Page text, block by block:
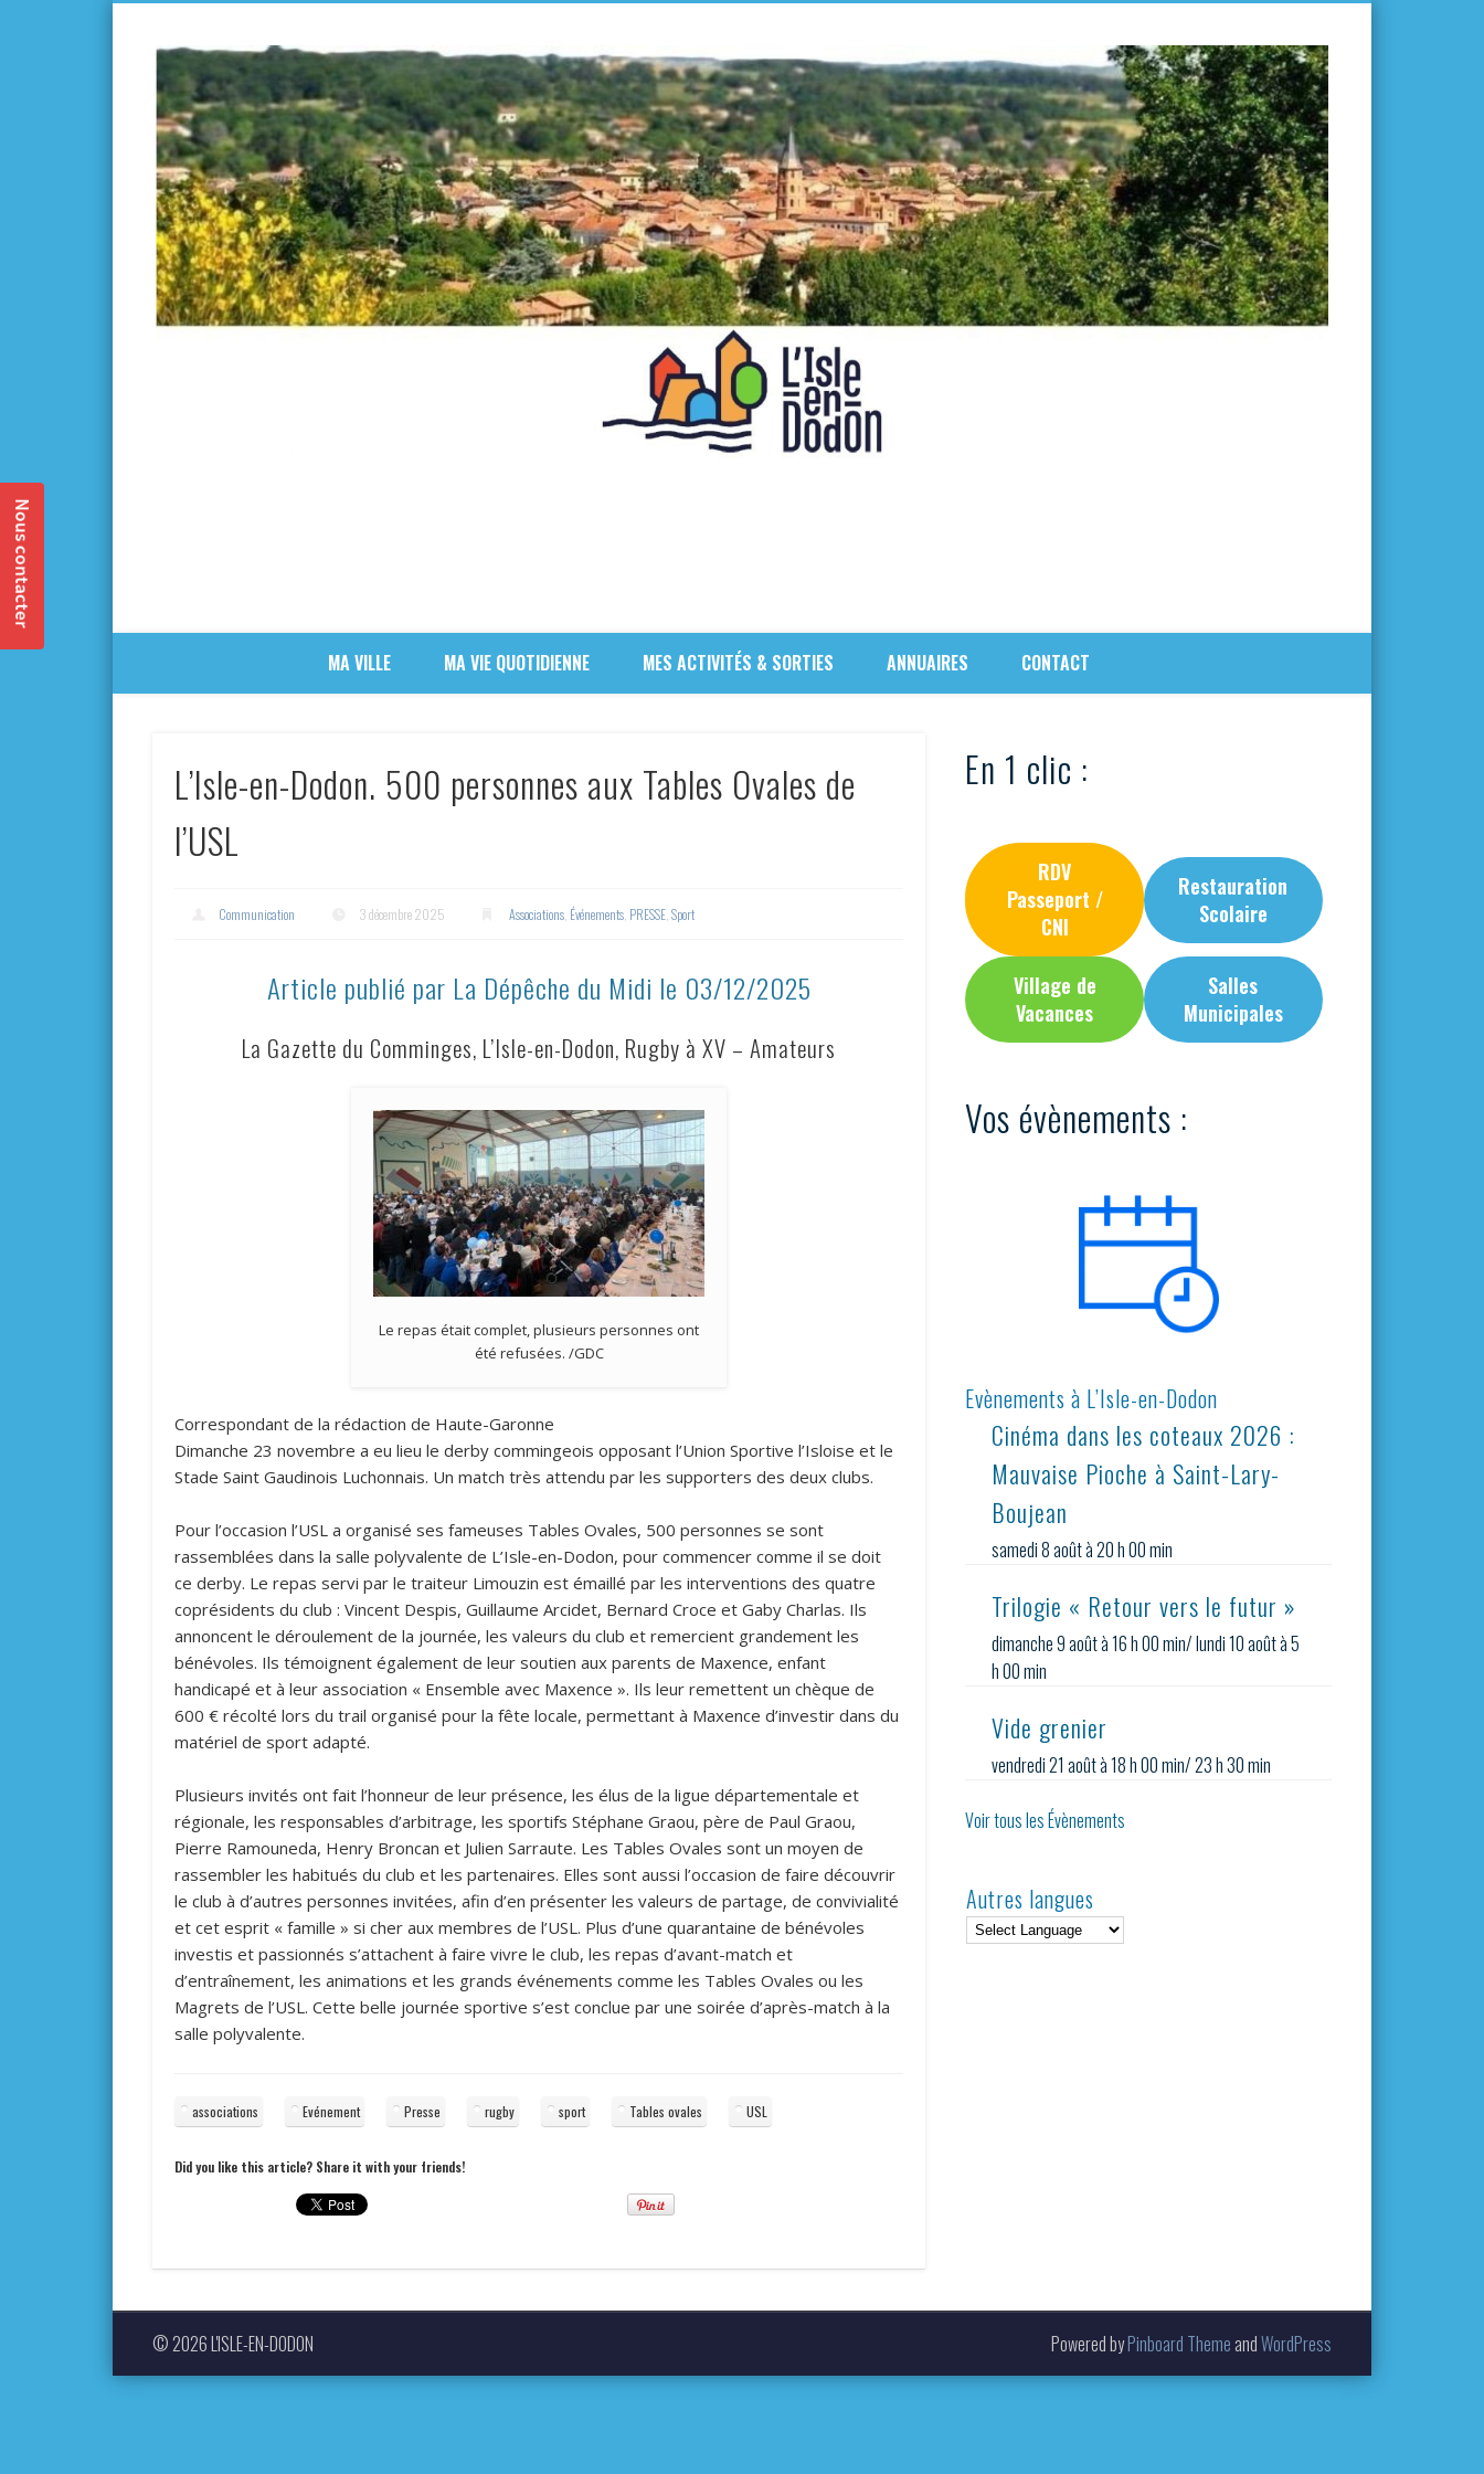
MA VILLE MA VIE QUOTIDIENNE MES ACTIVITÉS & SORTIES ANNUAIRES CONTACT
L’Isle-en-Dodon. 500 personnes aux Tables Ovales de
l’USL
Communication 3 décembre 2025 Associations Événements PRESSE ,Sport
Article publié par La Dépêche du Midi le 03/12/2025
La Gazette du Comminges, L’Isle-en-Dodon, Rugby à XV – Amateurs
Le repas était complet, plusieurs personnes ont
été refusées. /GDC
Correspondant de la rédaction de Haute-Garonne
Dimanche 23 novembre a eu lieu le derby commingeois opposant l’Union Sportive l’Isloise et le
Stade Saint Gaudinois Luchonnais. Un match très attendu par les supporters des deux clubs.
Pour l’occasion l’USL a organisé ses fameuses Tables Ovales, 500 personnes se sont
rassemblées dans la salle polyvalente de L’Isle-en-Dodon, pour commencer comme il se doit
ce derby. Le repas servi par le traiteur Limouzin est émaillé par les interventions des quatre
coprésidents du club : Vincent Despis, Guillaume Arcidet, Bernard Croce et Gaby Charlas. Ils
annoncent le déroulement de la journée, les valeurs du club et remercient grandement les
bénévoles. Ils témoignent également de leur soutien aux parents de Maxence, enfant
handicapé et à leur association « Ensemble avec Maxence ». Ils leur remettent un chèque de
600 € récolté lors du trail organisé pour la fête locale, permettant à Maxence d’investir dans du
matériel de sport adapté.
Plusieurs invités ont fait l’honneur de leur présence, les élus de la ligue départementale et
régionale, les responsables d’arbitrage, les sportifs Stéphane Graou, père de Paul Graou,
Pierre Ramouneda, Henry Broncan et Julien Sarraute. Les Tables Ovales sont un moyen de
rassembler les habitués du club et les partenaires. Elles sont aussi l’occasion de faire découvrir
le club à d’autres personnes invitées, afin d’en présenter les valeurs de partage, de convivialité
et cet esprit « famille » si cher aux membres de l’USL. Plus d’une quarantaine de bénévoles
investis et passionnés s’attachent à faire vivre le club, les repas d’avant-match et
d’entraînement, les animations et les grands événements comme les Tables Ovales ou les
Magrets de l’USL. Cette belle journée sportive s’est conclue par une soirée d’après-match à la
salle polyvalente.
associations Evénement Presse rugby sport Tables ovales USL
Did you like this article? Share it with your friends!
En 1 clic :
RDV
Passeport /
CNI
Restauration
Scolaire
Village de
Vacances
Salles
Municipales
Vos évènements :
Evènements à L’Isle-en-Dodon
Cinéma dans les coteaux 2026 :
Mauvaise Pioche à Saint-Lary-
Boujean
samedi 8 août à 20 h 00 min
Trilogie « Retour vers le futur »
dimanche 9 août à 16 h 00 min/lundi 10 août à 5
h 00 min
Vide grenier
vendredi 21 août à 18 h 00 min/23 h 30 min
Voir tous les Évènements
Autres langues
© 2026 L'ISLE-EN-DODON Powered byPinboard Theme andWordPress